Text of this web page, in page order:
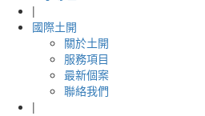
|
國際土開
關於土開
服務項目
最新個案
聯絡我們
|